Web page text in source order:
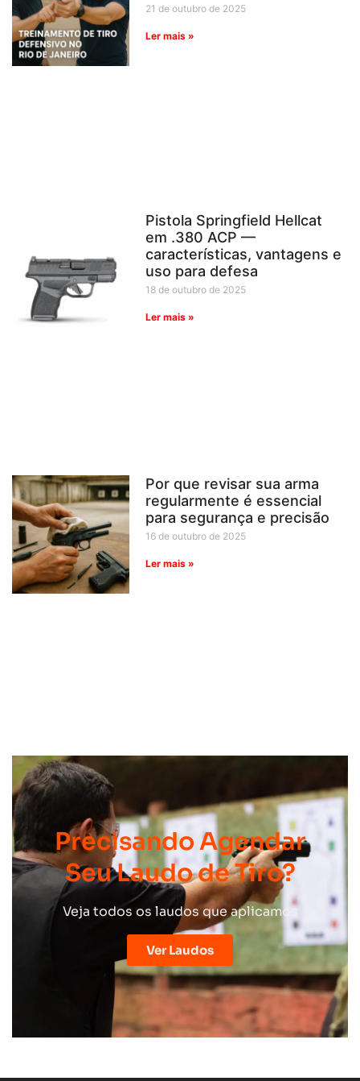
21 de outubro de 2025
Ler mais »
Pistola Springfield Hellcat
em .380 ACP —
características, vantagens e
uso para defesa
18 de outubro de 2025
Ler mais »
Por que revisar sua arma
regularmente é essencial
para segurança e precisão
16 de outubro de 2025
Ler mais »
Precisando Agendar
Seu Laudo de Tiro?
Veja todos os laudos que aplicamos
Ver Laudos